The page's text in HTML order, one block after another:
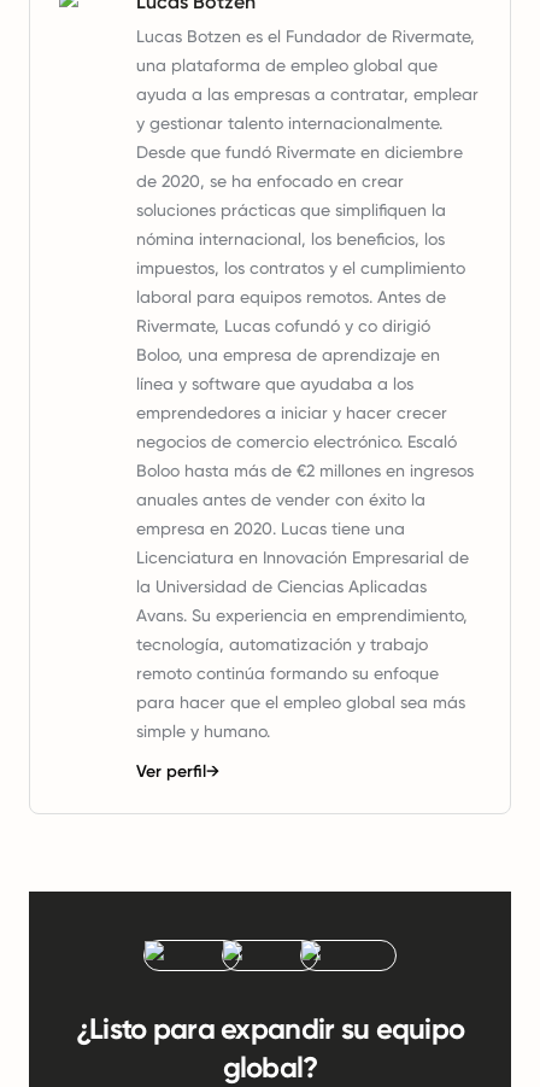
Lucas Botzen es el Fundador de Rivermate,
una plataforma de empleo global que
ayuda a las empresas a contratar, emplear
y gestionar talento internacionalmente.
Desde que fundó Rivermate en diciembre
de 2020, se ha enfocado en crear
soluciones prácticas que simplifiquen la
nómina internacional, los beneficios, los
impuestos, los contratos y el cumplimiento
laboral para equipos remotos. Antes de
Rivermate, Lucas cofundó y co dirigió
Boloo, una empresa de aprendizaje en
línea y software que ayudaba a los
emprendedores a iniciar y hacer crecer
negocios de comercio electrónico. Escaló
Boloo hasta más de €2 millones en ingresos
anuales antes de vender con éxito la
empresa en 2020. Lucas tiene una
Licenciatura en Innovación Empresarial de
la Universidad de Ciencias Aplicadas
Avans. Su experiencia en emprendimiento,
tecnología, automatización y trabajo
remoto continúa formando su enfoque
para hacer que el empleo global sea más
simple y humano.
Ver perfil→
¿Listo para expandir su equipo
global?